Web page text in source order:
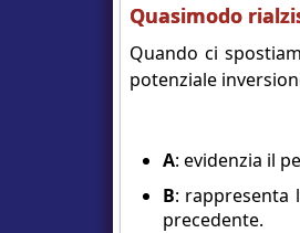
Quasimodo
Quando ci
potenziale
A: evidenzia il
B: rappresenta
precedente.